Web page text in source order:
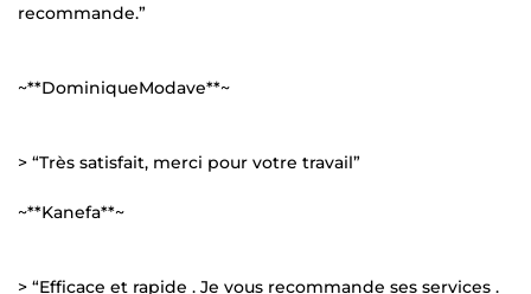
recommande.”
~**DominiqueModave**~
> “Très satisfait, merci pour votre travail”
~**Kanefa**~
> “Efficace et rapide . Je vous recommande ses services .